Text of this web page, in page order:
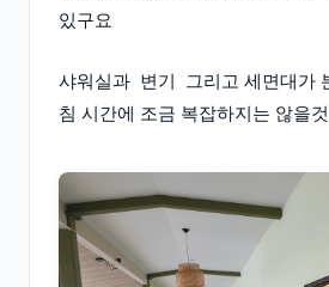
있구요
샤워실과 변기 그리고 세면대가
침 시간에 조금 복잡하지는 않을